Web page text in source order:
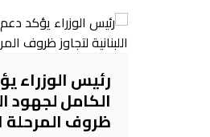
رئيس الوزراء
الكامل لجهود
ظروف المرحلة